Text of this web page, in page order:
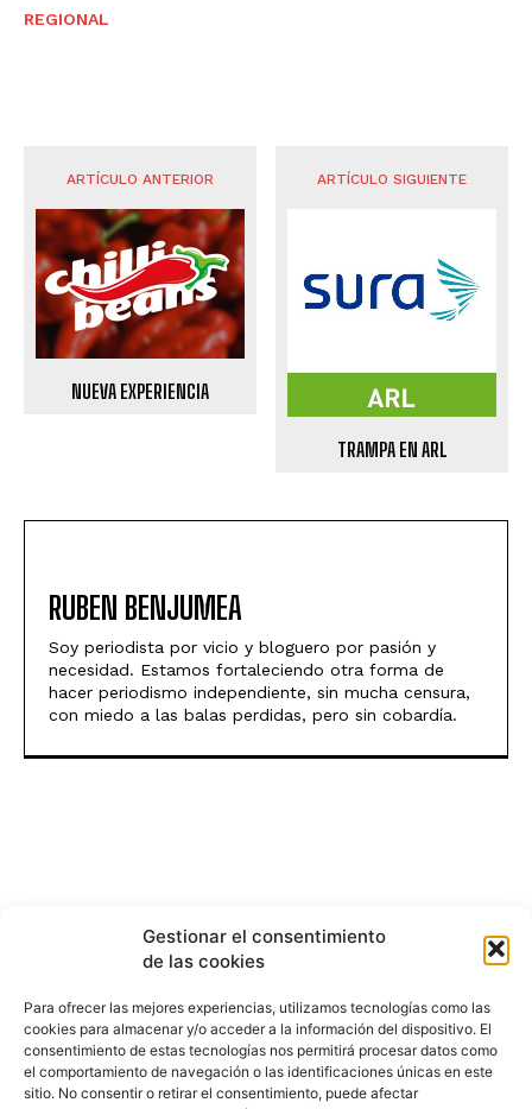
Gestionar el consentimiento
de las cookies
Para ofrecer las mejores experiencias, utilizamos tecnologías como las
cookies para almacenar y/o acceder a la información del dispositivo. El
consentimiento de estas tecnologías nos permitirá procesar datos como
el comportamiento de navegación o las identificaciones únicas en este
sitio. No consentir o retirar el consentimiento, puede afectar
REGIONAL
ARTÍCULO ANTERIOR
NUEVA EXPERIENCIA
ARTÍCULO SIGUIENTE
TRAMPA EN ARL
RUBEN BENJUMEA
Soy periodista por vicio y bloguero por pasión y
necesidad. Estamos fortaleciendo otra forma de
hacer periodismo independiente, sin mucha censura,
con miedo a las balas perdidas, pero sin cobardía.